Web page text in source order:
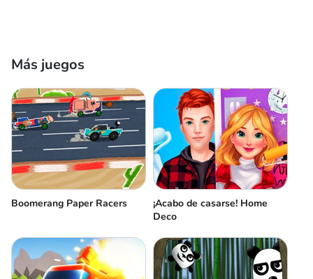
Más juegos
Boomerang Paper Racers
¡Acabo de casarse! Home
Deco